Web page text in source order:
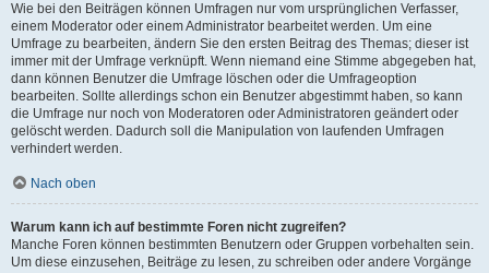
Wie bei den Beiträgen können Umfragen nur vom ursprünglichen Verfasser,
einem Moderator oder einem Administrator bearbeitet werden. Um eine
Umfrage zu bearbeiten, ändern Sie den ersten Beitrag des Themas; dieser ist
immer mit der Umfrage verknüpft. Wenn niemand eine Stimme abgegeben hat,
dann können Benutzer die Umfrage löschen oder die Umfrageoption
bearbeiten. Sollte allerdings schon ein Benutzer abgestimmt haben, so kann
die Umfrage nur noch von Moderatoren oder Administratoren geändert oder
gelöscht werden. Dadurch soll die Manipulation von laufenden Umfragen
verhindert werden.
Nach oben
Warum kann ich auf bestimmte Foren nicht zugreifen?
Manche Foren können bestimmten Benutzern oder Gruppen vorbehalten sein.
Um diese einzusehen, Beiträge zu lesen, zu schreiben oder andere Vorgänge